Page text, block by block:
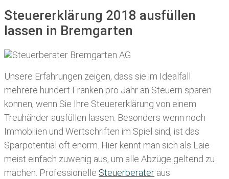
Steuererklärung 2018 ausfüllen
lassen in Bremgarten
Unsere Erfahrungen zeigen, dass sie im Idealfall
mehrere hundert Franken pro Jahr an Steuern sparen
können, wenn Sie Ihre Steuererklärung von einem
Treuhänder ausfüllen lassen . Besonders wenn noch
Immobilien und Wertschriften im Spiel sind, ist das
Sparpotential oft enorm. Hier kennt man sich als Laie
meist einfach zuwenig aus, um alle Abzüge geltend zu
machen. Professionelle Steuerberater aus